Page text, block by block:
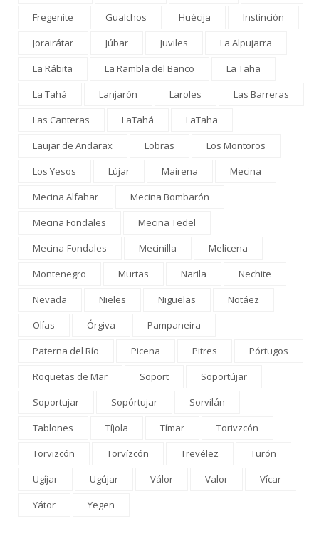
Fregenite
Gualchos Huécija
Instinción
Jorairátar
Júbar Juviles
La Alpujarra
La Rábita
La Rambla del Banco
La Taha
La Tahá
Lanjarón Laroles
Las Barreras
Las Canteras
LaTahá
LaTaha
Laujar de Andarax
Lobras
Los Montoros
Los Yesos
Lújar Mairena
Mecina
Mecina Alfahar
Mecina Bombarón
Mecina Fondales
Mecina Tedel
Mecina-Fondales
Mecinilla
Melicena
Montenegro
Murtas Narila
Nechite
Nevada
Nieles Nigüelas
Notáez
Olías
Órgiva
Pampaneira
Paterna del Río
Picena Pitres
Pórtugos
Roquetas de Mar
Soport
Soportújar
Soportujar
Sopórtujar
Sorvilán
Tablones
Tíjola Tímar
Torivzcón
Torvizcón
Torvízcón Trevélez
Turón
Ugíjar
Ugújar Válor Valor
Vícar
Yátor
Yegen